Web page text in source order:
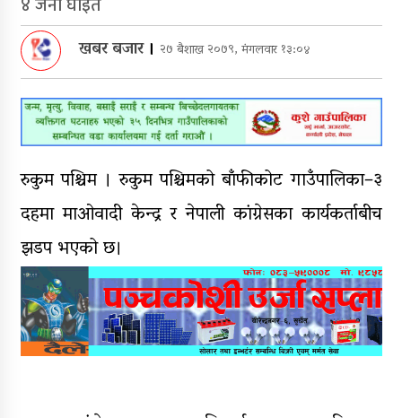
घरमाथि पहिरो खस्दा ३ वर्षीय बालकको
मृत्यु, दुई घाइते
घरमाथिबाट पहिरो खसेपछि १३ घरधुरी
स्थानान्तरण
पाँच लाख घुससहित कर अधिकृत
रंगेहात पक्राऊ
खबर बजार। २७ बैशाख २०७९, मंगलवार १३:०४
रुकुम पश्चिम । रुकुम पश्चिमको बाँफीकोट गाउँपालिका–३
दहमा माओवादी केन्द्र र नेपाली कांग्रेसका कार्यकर्ताबीच
झडप भएको छ।